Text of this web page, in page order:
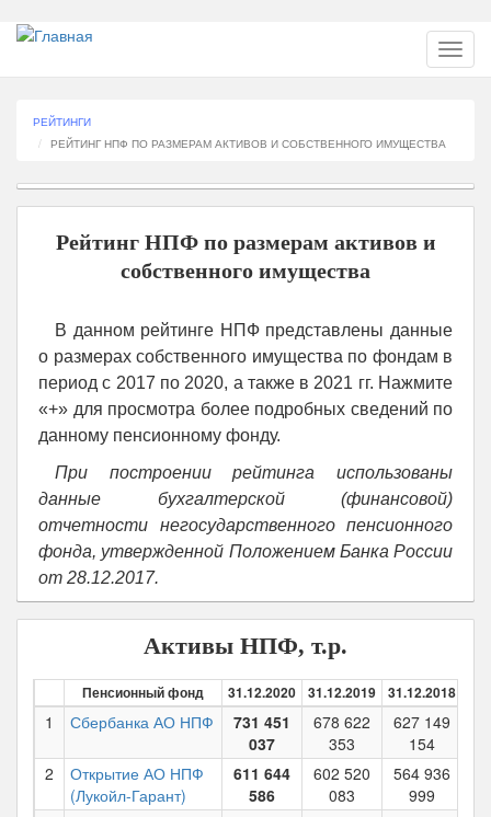
Перейти
основному
РЕЙТИНГИ
РЕЙТИНГ НПФ ПО РАЗМЕРАМ АКТИВОВ И СОБСТВЕННОГО ИМУЩЕСТВА
Рейтинг НПФ по размерам активов и
собственного имущества
В данном рейтинге НПФ представлены данные
о размерах собственного имущества по фондам в
период с 2017 по 2020, а также в 2021 гг. Нажмите
«+» для просмотра более подробных сведений по
данному пенсионному фонду.
При построении рейтинга использованы
данные бухгалтерской (финансовой)
отчетности негосударственного пенсионного
фонда, утвержденной Положением Банка России
от 28.12.2017.
Активы НПФ, т.р.
Пенсионный фонд 31.12.2020 31.12.2019 31.12.2018
1 Сбербанка АО НПФ
731 451
037
678 622
353
627 149
154
2
Открытие АО НПФ
(Лукойл-Гарант)
611 644
586
602 520
083
564 936
999